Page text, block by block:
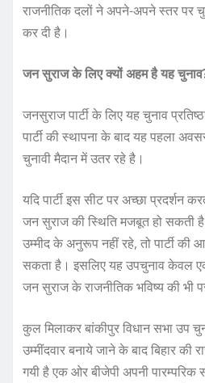
राजनीतिक दलों ने अपने-अपने स्तर पर
कर दी है।
जन सुराज के लिए क्यों अहम है यह
जनसुराज पार्टी के लिए यह चुनाव
पार्टी की स्थापना के बाद यह पहला
चुनावी मैदान में उतर रहे है।
यदि पार्टी इस सीट पर अच्छा प्रदर्शन
जन सुराज की स्थिति मजबूत हो सकती
उम्मीद के अनुरूप नहीं रहे, तो पार्टी की
सकता है। इसलिए यह उपचुनाव केवल
जन सुराज के राजनीतिक भविष्य की भी
कुल मिलाकर बांकीपुर विधान सभा उप
उम्मींदवार बनाये जाने के बाद बिहार की
गयी है एक ओर बीजेपी अपनी पारम्परिक